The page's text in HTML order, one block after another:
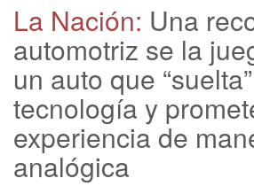
La Nación: Una
automotriz se la
un auto que
tecnología y
experiencia de
analógica